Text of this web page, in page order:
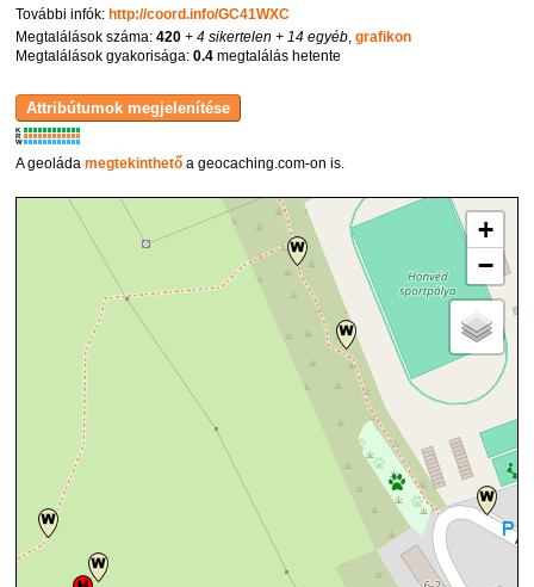
További infók:http://coord.info/GC41WXC
Megtalálások száma:420 + 4 sikertelen + 14 egyéb,grafikon
Megtalálások gyakorisága:0.4 megtalálás hetente
K
R
W
A geoládamegtekinthető a geocaching.com-on is.
+
−